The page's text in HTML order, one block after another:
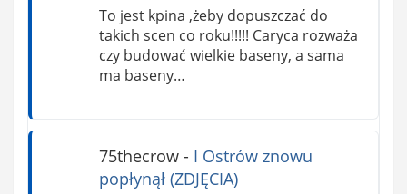
To jest kpina ,żeby dopuszczać do
takich scen co roku!!!!! Caryca rozważa
czy budować wielkie baseny, a sama
ma baseny…
75thecrow- I Ostrów znowu
popłynął (ZDJĘCIA)